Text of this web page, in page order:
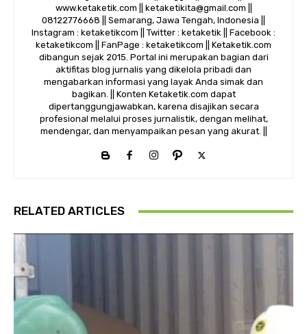
www.ketaketik.com || ketaketikita@gmail.com ||
08122776668 || Semarang, Jawa Tengah, Indonesia ||
Instagram : ketaketikcom || Twitter : ketaketik || Facebook :
ketaketikcom || FanPage : ketaketikcom || Ketaketik.com
dibangun sejak 2015. Portal ini merupakan bagian dari
aktifitas blog jurnalis yang dikelola pribadi dan
mengabarkan informasi yang layak Anda simak dan
bagikan. || Konten Ketaketik.com dapat
dipertanggungjawabkan, karena disajikan secara
profesional melalui proses jurnalistik, dengan melihat,
mendengar, dan menyampaikan pesan yang akurat. ||
RELATED ARTICLES